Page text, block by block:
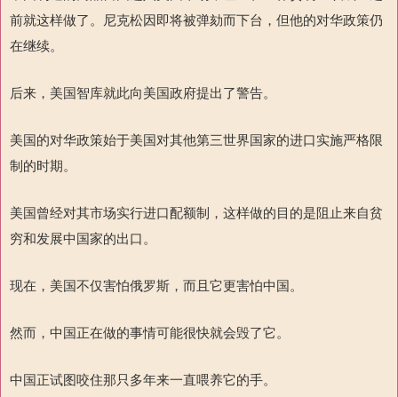
前就这样做了。尼克松因即将被弹劾而下台，但他的对华政策仍
在继续。
后来，美国智库就此向美国政府提出了警告。
美国的对华政策始于美国对其他第三世界国家的进口实施严格限
制的时期。
美国曾经对其市场实行进口配额制，这样做的目的是阻止来自贫
穷和发展中国家的出口。
现在，美国不仅害怕俄罗斯，而且它更害怕中国。
然而，中国正在做的事情可能很快就会毁了它。
中国正试图咬住那只多年来一直喂养它的手。